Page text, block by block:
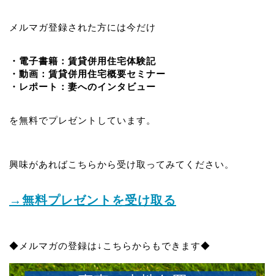
メルマガ登録された方には今だけ
・電子書籍：賃貸併用住宅体験記
・動画：賃貸併用住宅概要セミナー
・レポート：妻へのインタビュー
を無料でプレゼントしています。
興味があればこちらから受け取ってみてください。
→無料プレゼントを受け取る
◆メルマガの登録は↓こちらからもできます◆